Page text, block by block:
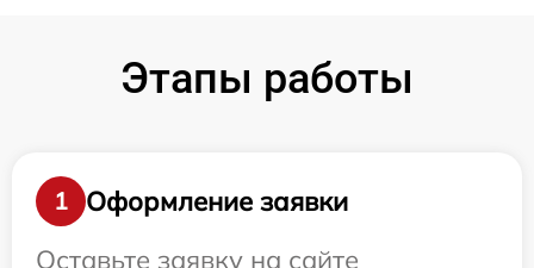
Этапы работы
1
Оформление заявки
Оставьте заявку на сайте